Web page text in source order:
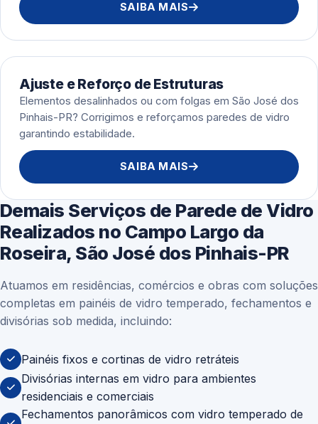
SAIBA MAIS
Ajuste e Reforço de Estruturas
Elementos desalinhados ou com folgas em São José dos
Pinhais-PR? Corrigimos e reforçamos paredes de vidro
garantindo estabilidade.
SAIBA MAIS
Demais Serviços de Parede de Vidro
Realizados no Campo Largo da
Roseira, São José dos Pinhais-PR
Atuamos em residências, comércios e obras com soluções
completas em painéis de vidro temperado, fechamentos e
divisórias sob medida, incluindo:
Painéis fixos e cortinas de vidro retráteis
Divisórias internas em vidro para ambientes
residenciais e comerciais
Fechamentos panorâmicos com vidro temperado de